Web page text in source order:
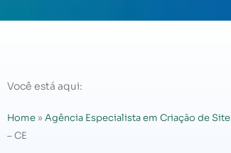
Você está aqui:
Home » Agência Especialista em Criação de Site
– CE